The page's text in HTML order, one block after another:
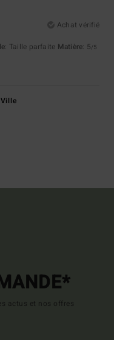
Achat vérifié
: Taille parfaite Matière: 5/5
actus et nos offres